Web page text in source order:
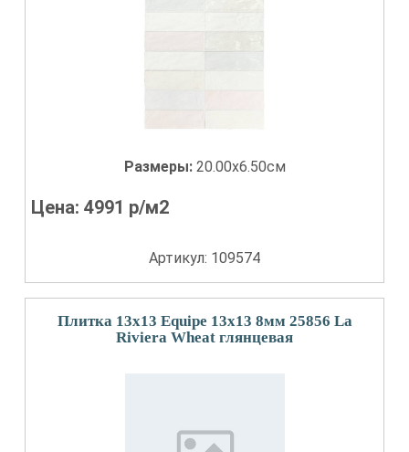
Размеры: 20.00x6.50см
Цена:4991 р/м2
Артикул: 109574
Плитка 13x13 Equipe 13x13 8мм 25856 La
Riviera Wheat глянцевая